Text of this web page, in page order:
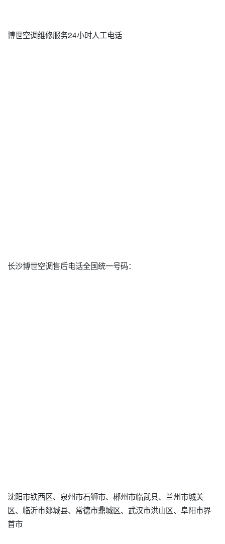
博世空调维修服务24小时人工电话
长沙博世空调售后电话全国统一号码：
沈阳市铁西区、泉州市石狮市、郴州市临武县、兰州市城关
区、临沂市郯城县、常德市鼎城区、武汉市洪山区、阜阳市界
首市